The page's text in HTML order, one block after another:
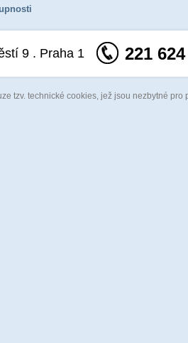
9 . Praha 1 221
tzv. technické cookies, jež jsou nezbytné